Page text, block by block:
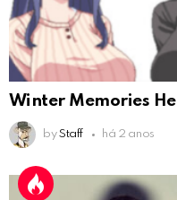
Winter Memories
by Staff há 2 anos